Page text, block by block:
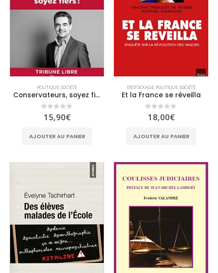
POLITIQUE SOCIÉTÉ
Conservateurs, soyez fiers!
0sur 5
15,90€
AJOUTER AU PANIER
DESTOCKAGE, POLITIQUE, SOCIÉTÉ
Et la France se réveilla
0sur 5
18,00€
AJOUTER AU PANIER